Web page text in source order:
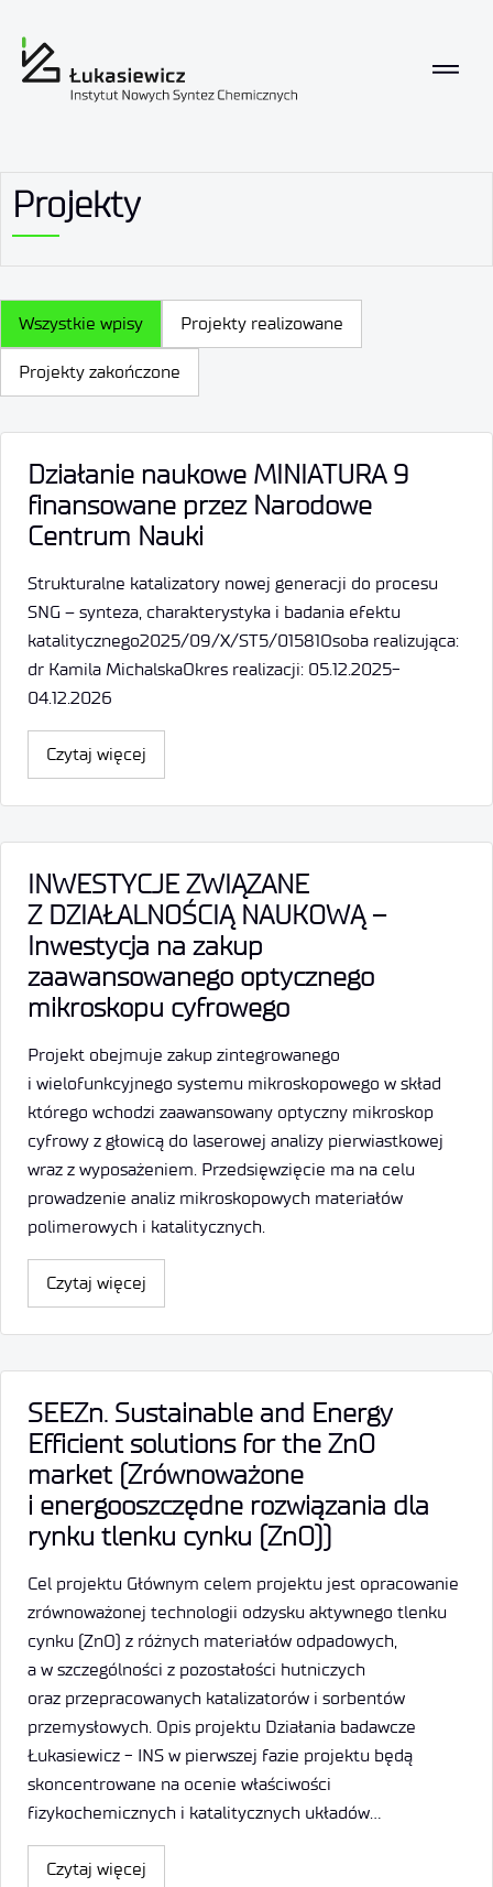
Projekty
Wszystkie wpisy Projekty realizowane
Projekty zakończone
Działanie naukowe MINIATURA 9
finansowane przez Narodowe
Centrum Nauki
Strukturalne katalizatory nowej generacji do procesu
SNG – synteza, charakterystyka i badania efektu
katalitycznego2025/09/X/ST5/01581Osoba realizująca:
dr Kamila MichalskaOkres realizacji: 05.12.2025-
04.12.2026
Czytaj więcej
INWESTYCJE ZWIĄZANE
Z DZIAŁALNOŚCIĄ NAUKOWĄ –
Inwestycja na zakup
zaawansowanego optycznego
mikroskopu cyfrowego
Projekt obejmuje zakup zintegrowanego
i wielofunkcyjnego systemu mikroskopowego w skład
którego wchodzi zaawansowany optyczny mikroskop
cyfrowy z głowicą do laserowej analizy pierwiastkowej
wraz z wyposażeniem. Przedsięwzięcie ma na celu
prowadzenie analiz mikroskopowych materiałów
polimerowych i katalitycznych.
Czytaj więcej
SEEZn. Sustainable and Energy
Efficient solutions for the ZnO
market (Zrównoważone
i energooszczędne rozwiązania dla
rynku tlenku cynku (ZnO))
Cel projektu Głównym celem projektu jest opracowanie
zrównoważonej technologii odzysku aktywnego tlenku
cynku (ZnO) z różnych materiałów odpadowych,
a w szczególności z pozostałości hutniczych
oraz przepracowanych katalizatorów i sorbentów
przemysłowych. Opis projektu Działania badawcze
Łukasiewicz - INS w pierwszej fazie projektu będą
skoncentrowane na ocenie właściwości
fizykochemicznych i katalitycznych układów…
Czytaj więcej